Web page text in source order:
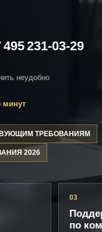
495 231-03-29
неудобно
минут
ТРЕБОВАНИЯМ
2026
03
по